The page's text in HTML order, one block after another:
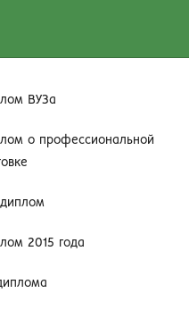
ВУЗа
о профессиональной
диплом
2015 года